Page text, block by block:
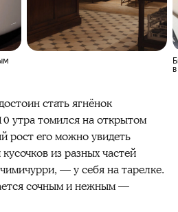
стать ягнёнок
утра томился на открытом
рост его можно увидеть
из разных частей
— у себя на тарелке.
сочным и нежным —